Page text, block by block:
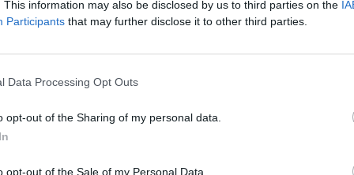
This information may also be disclosed by us to third parties on the
Participants that may further disclose it to other third parties.
Data Processing Opt Outs
opt-out of the Sharing of my personal data.
opt-out of the Sale of my Personal Data.
su propio trozo del pastel del fútbol inglés tras
League. Comcast se hizo con los derechos de la
partidos de la Premier en EEUU, y de Sky, su socio de